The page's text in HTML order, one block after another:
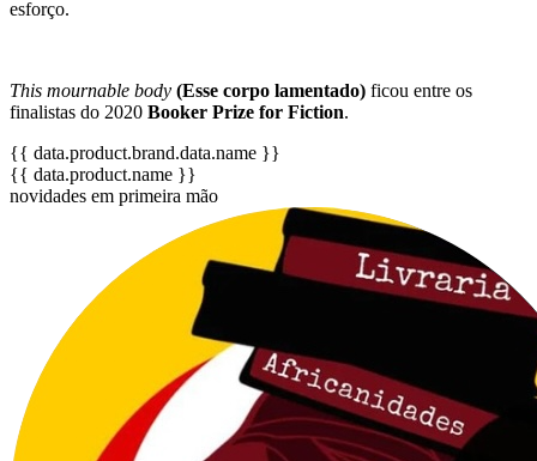
esforço.
This mournable body (Esse corpo lamentado) ficou entre os
finalistas do 2020 Booker Prize for Fiction.
{{ data.product.brand.data.name }}
{{ data.product.name }}
novidades em primeira mão